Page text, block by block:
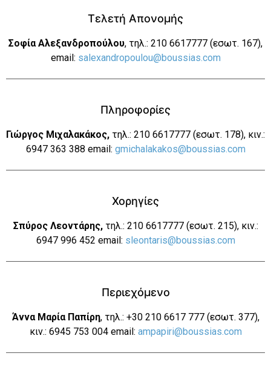
Τελετή Απονομής
Σοφία Αλεξανδροπούλου, τηλ.: 210 6617777 (εσωτ. 167),
email: salexandropoulou@boussias.com
Πληροφορίες
Γιώργος Μιχαλακάκος, τηλ.: 210 6617777 (εσωτ. 178), κιν.:
6947 363 388 email: gmichalakakos@boussias.com
Χορηγίες
Σπύρος Λεοντάρης, τηλ.: 210 6617777 (εσωτ. 215), κιν.:
6947 996 452 email: sleontaris@boussias.com
Περιεχόμενο
Άννα Μαρία Παπίρη, τηλ.: +30 210 6617 777 (εσωτ. 377),
κιν.: 6945 753 004 email: ampapiri@boussias.com